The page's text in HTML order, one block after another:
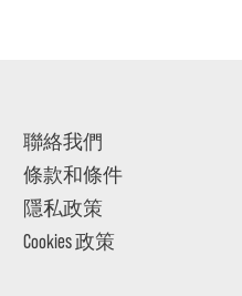
聯絡我們
條款和條件
隱私政策
Cookies 政策